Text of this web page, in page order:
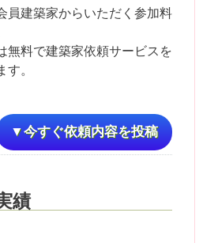
員建築家からいただく参加料
無料で建築家依頼サービスを
。
▼今すぐ依頼内容を投稿
績